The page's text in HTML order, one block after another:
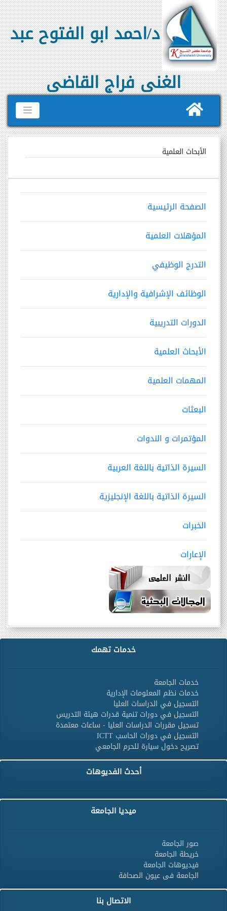
د/احمد ابو الفتوح عبد
الغنى فراج القاضى
الصفحة الرئيسية
المؤهلات العلمية
التدرج الوظيفي
الوظائف الإشرافية والإدارية
الدورات التدريبية
الأبحاث العلمية
المهمات العلمية
البعثات
المؤتمرات و الندوات
السيرة الذاتية باللغة العربية
السيرة الذاتية باللغة الإنجليزية
الخبرات
الإعارات
الأبحاث العلمية
خدمات تهمك
خدمات الجامعة
خدمات نظم المعلومات الإدارية
التسجيل في الدراسات العليا
التسجيل في دورات تنمية قدرات هيئة التدريس
تسجيل مقررات الدراسات العليا - ساعات معتمدة
التسجيل في دورات الحاسب ICTT
تصريح دخول سيارة للحرم الجامعي
أحدث الفديوهات
ميديا الجامعة
صور الجامعة
خريطة الجامعة
فيديوهات الجامعة
الجامعة فى عيون الصحافة
الاتصال بنا